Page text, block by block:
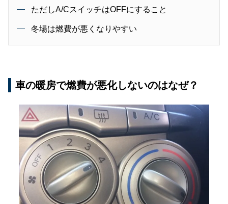
ただしA/CスイッチはOFFにすること
冬場は燃費が悪くなりやすい
車の暖房で燃費が悪化しないのはなぜ？